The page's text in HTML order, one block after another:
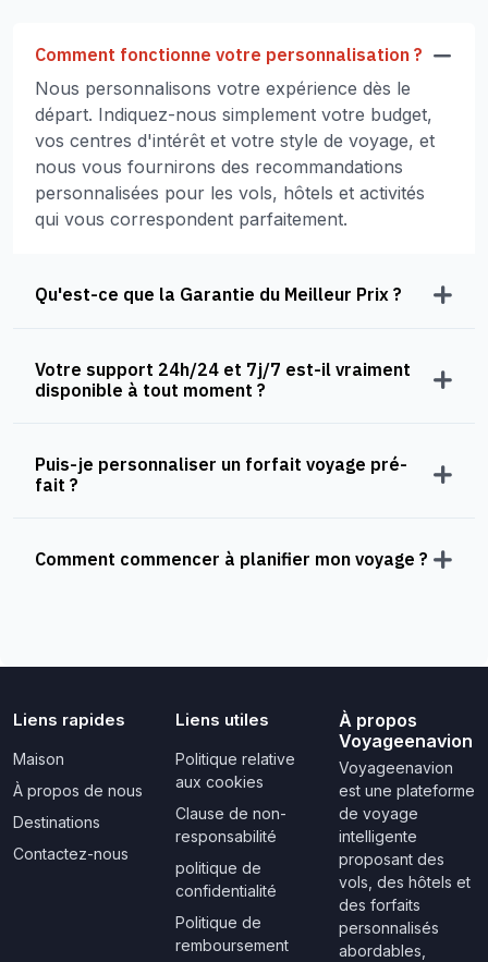
Comment fonctionne votre personnalisation ?
Nous personnalisons votre expérience dès le
départ. Indiquez-nous simplement votre budget,
vos centres d'intérêt et votre style de voyage, et
nous vous fournirons des recommandations
personnalisées pour les vols, hôtels et activités
qui vous correspondent parfaitement.
Qu'est-ce que la Garantie du Meilleur Prix ?
Votre support 24h/24 et 7j/7 est-il vraiment
disponible à tout moment ?
Puis-je personnaliser un forfait voyage pré-
fait ?
Comment commencer à planifier mon voyage ?
Liens rapides
Maison
À propos de nous
Destinations
Contactez-nous
Liens utiles
Politique relative
aux cookies
Clause de non-
responsabilité
politique de
confidentialité
Politique de
remboursement
À propos
Voyageenavion
Voyageenavion
est une plateforme
de voyage
intelligente
proposant des
vols, des hôtels et
des forfaits
personnalisés
abordables,